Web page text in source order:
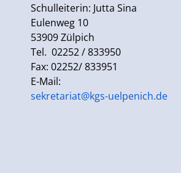
Schulleiterin: Jutta Sina
Eulenweg 10
53909 Zülpich
Tel. 02252 / 833950
Fax: 02252/ 833951
E-Mail:
sekretariat@kgs-uelpenich.de